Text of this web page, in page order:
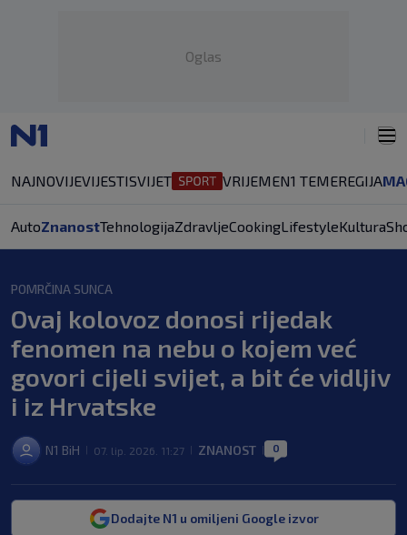
Oglas
NAJNOVIJEVIJESTISVIJET VRIJEMEN1 TEMEREGIJA
AutoZnanostTehnologijaZdravljeCookingLifestyleKultura
POMRČINA SUNCA
Ovaj kolovoz donosi rijedak
fenomen na nebu o kojem već
govori cijeli svijet, a bit će vidljiv
i iz Hrvatske
N1 BiH 07. lip. 2026. 11:27 ZNANOST 0
Dodajte N1 u omiljeni Google izvor